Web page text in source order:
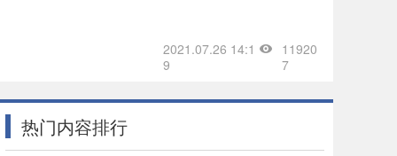
2021.07.26 14:1
9
11920
7
热门内容排行